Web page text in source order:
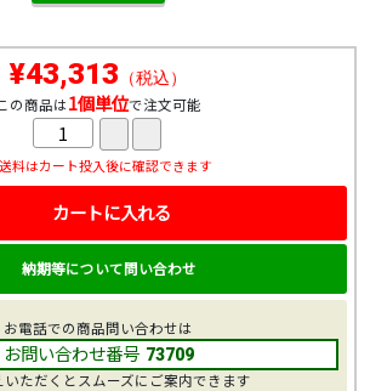
¥43,313 （税込）
の商品は1個単位で注文可能
送料はカート投入後に確認できます
カートに入れる
納期等について問い合わせ
お電話での商品問い合わせは
お問い合わせ番号 73709
いただくとスムーズにご案内できます